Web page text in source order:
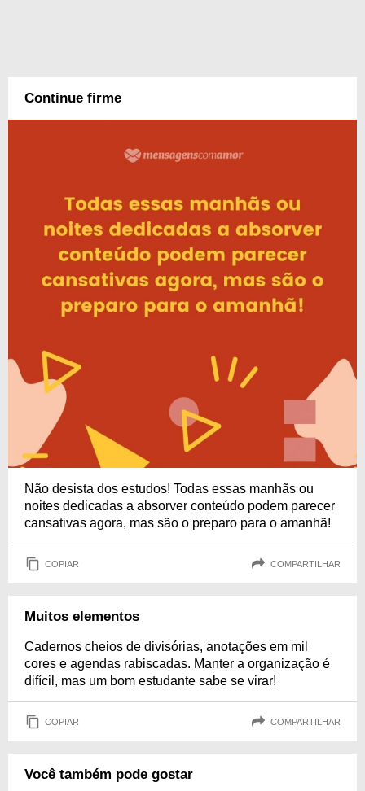
Continue firme
Não desista dos estudos! Todas essas manhãs ou
noites dedicadas a absorver conteúdo podem parecer
cansativas agora, mas são o preparo para o amanhã!
COPIAR COMPARTILHAR
Muitos elementos
Cadernos cheios de divisórias, anotações em mil
cores e agendas rabiscadas. Manter a organização é
difícil, mas um bom estudante sabe se virar!
COPIAR COMPARTILHAR
Você também pode gostar